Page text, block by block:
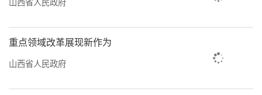
重点领域改革展现新作为
山西省人民政府